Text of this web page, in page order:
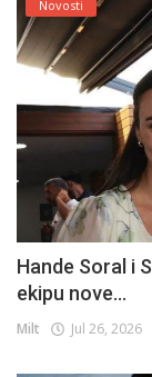
Novosti
Hande Soral i
ekipu nove...
Milt Jul 26, 2026